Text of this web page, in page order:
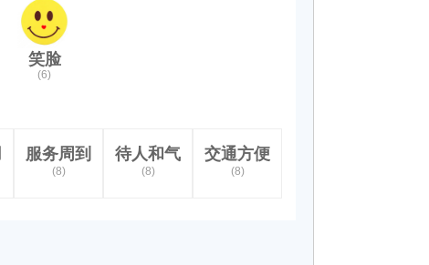
笑脸
(6)
服务周到
(8)
待人和气
(8)
交通方便
(8)